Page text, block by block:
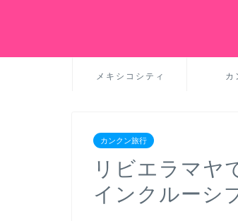
メキシコシティ カ
カンクン旅行
リビエラマヤ
インクルーシ